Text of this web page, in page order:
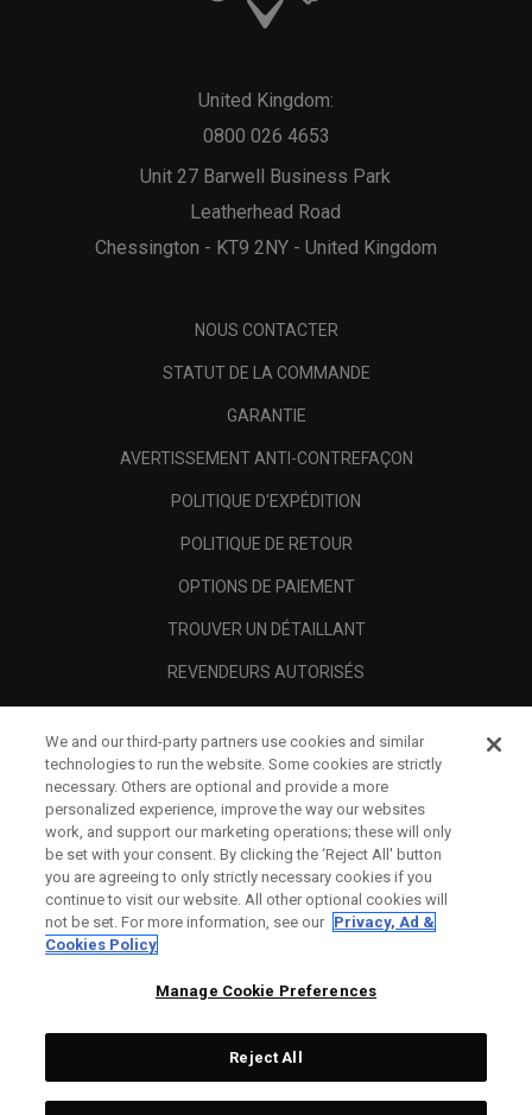
Unit 27 Barwell Business Park
Leatherhead Road
Chessington - KT9 2NY - United Kingdom
United Kingdom:
0800 026 4653
NOUS CONTACTER
STATUT DE LA COMMANDE
GARANTIE
AVERTISSEMENT ANTI-CONTREFAÇON
POLITIQUE D'EXPÉDITION
POLITIQUE DE RETOUR
OPTIONS DE PAIEMENT
TROUVER UN DÉTAILLANT
REVENDEURS AUTORISÉS
A PROPOS
MENTIONS LÉGALES
We and our third-party partners use cookies and similar
technologies to run the website. Some cookies are strictly
necessary. Others are optional and provide a more
personalized experience, improve the way our websites
work, and support our marketing operations; these will only
be set with your consent. By clicking the ‘Reject All' button
you are agreeing to only strictly necessary cookies if you
continue to visit our website. All other optional cookies will
not be set. For more information, see our Privacy, Ad &
Cookies Policy
Manage Cookie Preferences
Reject All